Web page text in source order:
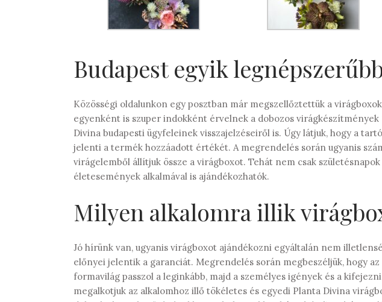
Budapest egyik
Közösségi oldalunkon egy posztban már megszellőztettük a
egyenként is szuper indokként érvelnek a dobozos virágkészítmények
Divina budapesti ügyfeleinek visszajelzéseiről is. Úgy látjuk, hogy a
jelenti a termék hozzáadott értékét. A megrendelés során ugyanis
virágelemből állítjuk össze a virágboxot. Tehát nem csak
életesemények alkalmával is ajándékozhatók.
Milyen alkalomra illik
Jó hírünk van, ugyanis virágboxot ajándékozni egyáltalán nem
előnyei jelentik a garanciát. Megrendelés során megbeszéljük, hogy
formavilág passzol a leginkább, majd a személyes igények és a
megalkotjuk az alkalomhoz illő tökéletes és egyedi Planta Divina